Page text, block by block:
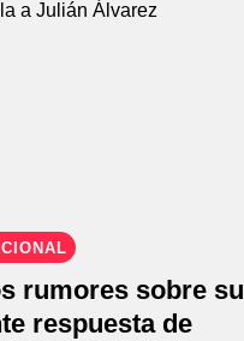
rumores sobre su
respuesta de